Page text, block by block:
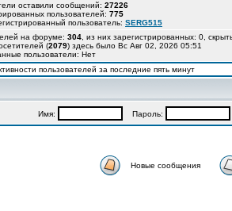
оставили сообщений: 27226
пользователей: 775
пользователь: SERG515
на форуме: 304 , из них зарегистрированных: 0,
(2079) здесь было Вс Авг 02, 2026 05:51
пользователи: Нет
пользователей за последние пять минут
Имя: Пароль:
Новые сообщения